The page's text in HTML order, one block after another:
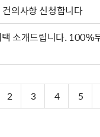
의사항 신청합니다
소개드립니다. 100%
2 3 4 5